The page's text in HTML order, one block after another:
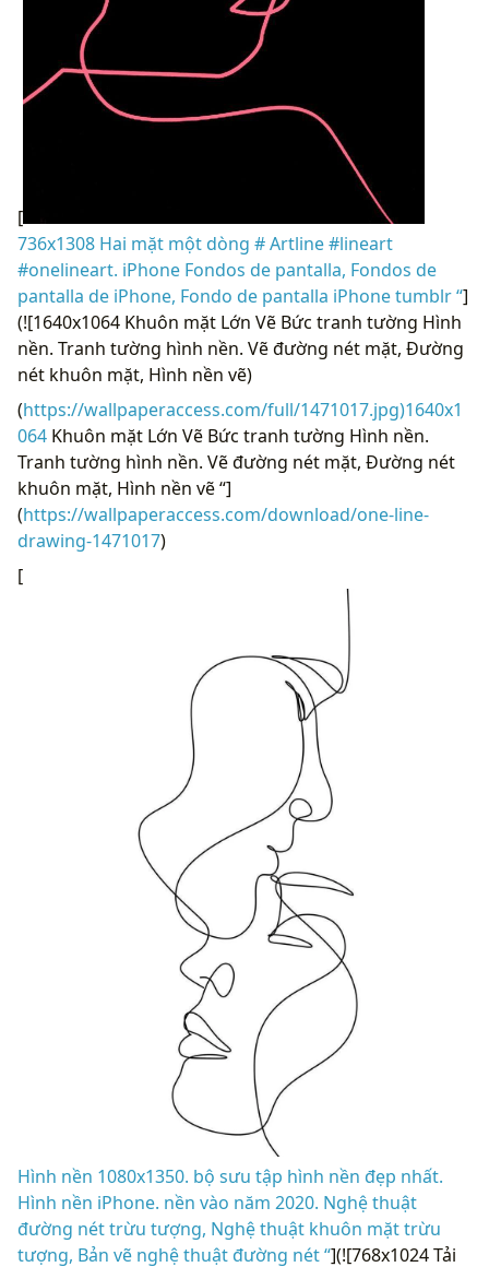
[
736x1308 Hai mặt một dòng # Artline #lineart
#onelineart. iPhone Fondos de pantalla, Fondos de
pantalla de iPhone, Fondo de pantalla iPhone tumblr “]
(![1640x1064 Khuôn mặt Lớn Vẽ Bức tranh tường Hình
nền. Tranh tường hình nền. Vẽ đường nét mặt, Đường
nét khuôn mặt, Hình nền vẽ)
(https://wallpaperaccess.com/full/1471017.jpg)1640x1
064 Khuôn mặt Lớn Vẽ Bức tranh tường Hình nền.
Tranh tường hình nền. Vẽ đường nét mặt, Đường nét
khuôn mặt, Hình nền vẽ “]
(https://wallpaperaccess.com/download/one-line-
drawing-1471017)
[
Hình nền 1080x1350. bộ sưu tập hình nền đẹp nhất.
Hình nền iPhone. nền vào năm 2020. Nghệ thuật
đường nét trừu tượng, Nghệ thuật khuôn mặt trừu
tượng, Bản vẽ nghệ thuật đường nét “](![768x1024 Tải